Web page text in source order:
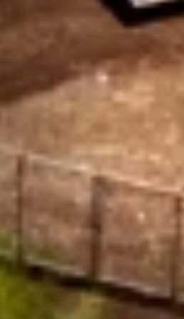
que podem contar com uma
limpa e renovável.
Nesses 10 anos de ECOA,
meio ambiente e todas as partes
aumenta nossa vontade em
desenvolvimento da geração de
fotovoltaica no Brasil.
Fazer parte desse projeto é
além. Nossas ações se refletem
limpa e renovável, rumo a um
Agradecemos a todos os
projeto, bem como à Celesc
trabalho concluído.